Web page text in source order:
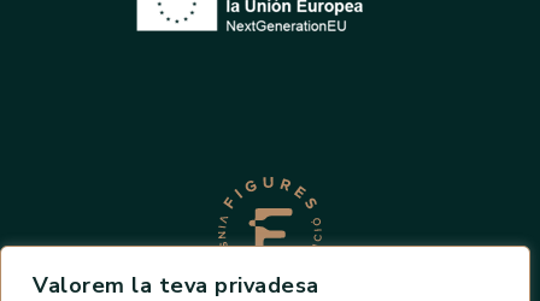
Valorem la teva privadesa